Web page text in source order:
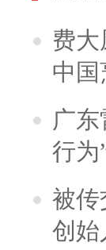
费大
中国
广
行为
被传
创始